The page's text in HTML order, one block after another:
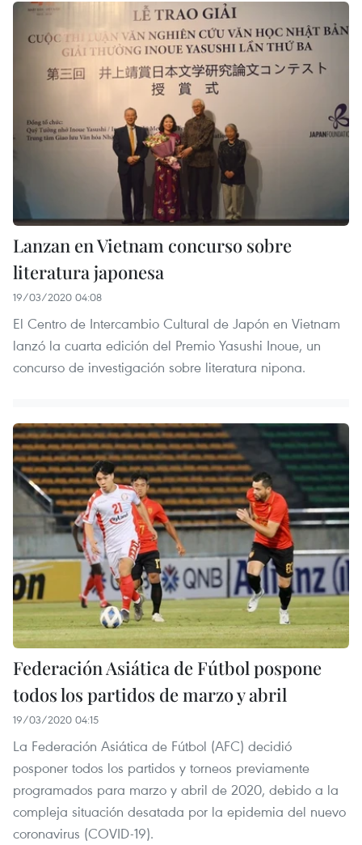
Lanzan en Vietnam concurso sobre
literatura japonesa
19/03/2020 04:08
El Centro de Intercambio Cultural de Japón en Vietnam
lanzó la cuarta edición del Premio Yasushi Inoue, un
concurso de investigación sobre literatura nipona.
Federación Asiática de Fútbol pospone
todos los partidos de marzo y abril
19/03/2020 04:15
La Federación Asiática de Fútbol (AFC) decidió
posponer todos los partidos y torneos previamente
programados para marzo y abril de 2020, debido a la
compleja situación desatada por la epidemia del nuevo
coronavirus (COVID-19).